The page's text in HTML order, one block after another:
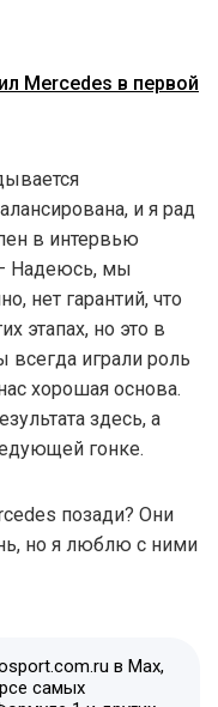
Mercedes в первой
и я рад
в интервью
Надеюсь, мы
нет гарантий, что
этапах, но это в
всегда играли роль
хорошая основа.
здесь, а
гонке.
позади? Они
но я люблю с ними
в Max,
самых